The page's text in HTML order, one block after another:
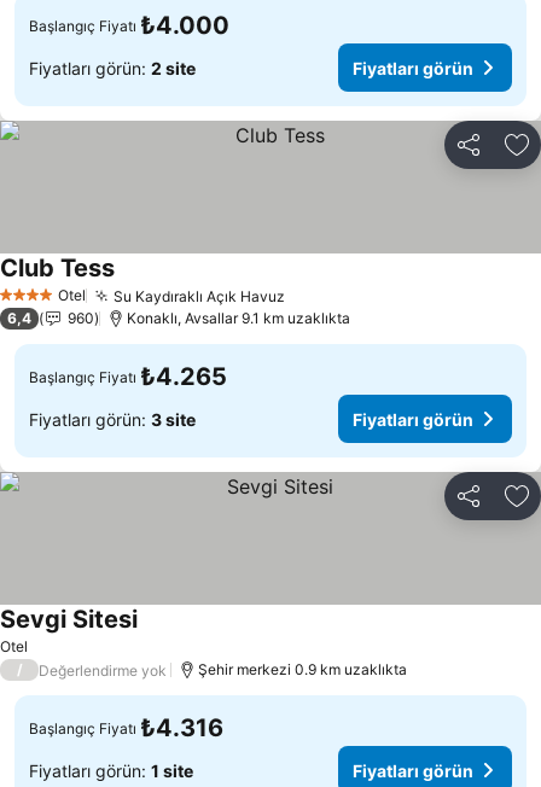
Başlangıç Fiyatı ₺4.000
Fiyatları görün: 2 site Fiyatları görün
Paylaş
4 Yıldız Otel Su Kaydıraklı Açık Havuz
Club TessFiyatları görün
6,4 960 Konaklı, Avsallar 9.1 km uzaklıkta
Başlangıç Fiyatı ₺4.265
Fiyatları görün: 3 site Fiyatları görün
Paylaş
Otel
Sevgi SitesiFiyatları görün
/ Değerlendirme yok Şehir merkezi 0.9 km uzaklıkta
Başlangıç Fiyatı ₺4.316
Fiyatları görün: 1 site Fiyatları görün